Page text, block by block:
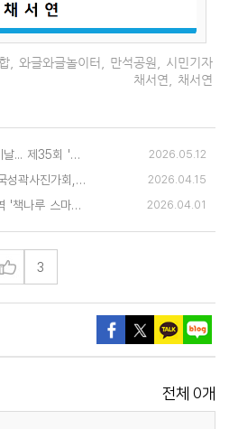
와글와글놀이터 만석공원
시민기자
채서연
채서연
만석공원, 시민이 만든 어린이날... 제35회 '와글와글 놀이터' 열려 2026.05.12
"화성에 새긴 정조의 꿈"…한국성곽사진가회, 수원화성박물관서 제5회 회원전 2026.04.15
새빛만남이 만든 변화…청명역 '책나루 스마트도서관' 운영 2026.04.01
3
전체 0개